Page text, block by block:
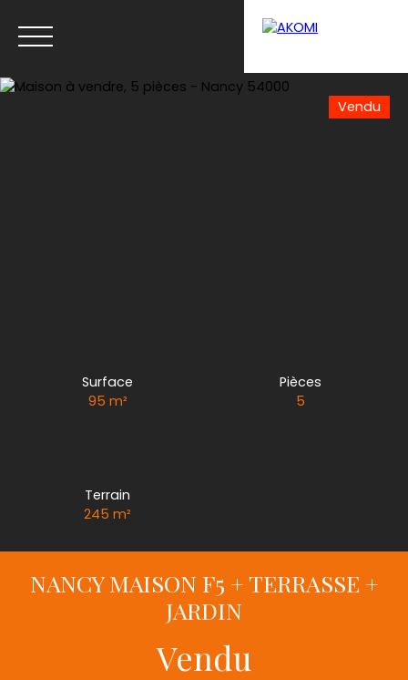
Vendu
Surface
95 m²
Pièces
5
Terrain
245m²
NANCY MAISON F5 + TERRASSE +
JARDIN
Vendu